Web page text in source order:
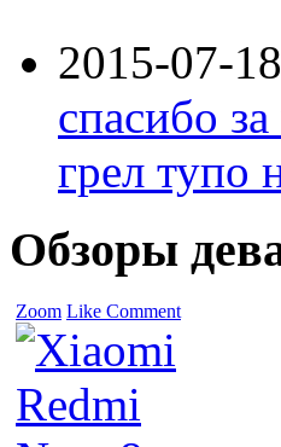
2015-07-
спасибо
грел тупо
Обзоры
Zoom Like Comment